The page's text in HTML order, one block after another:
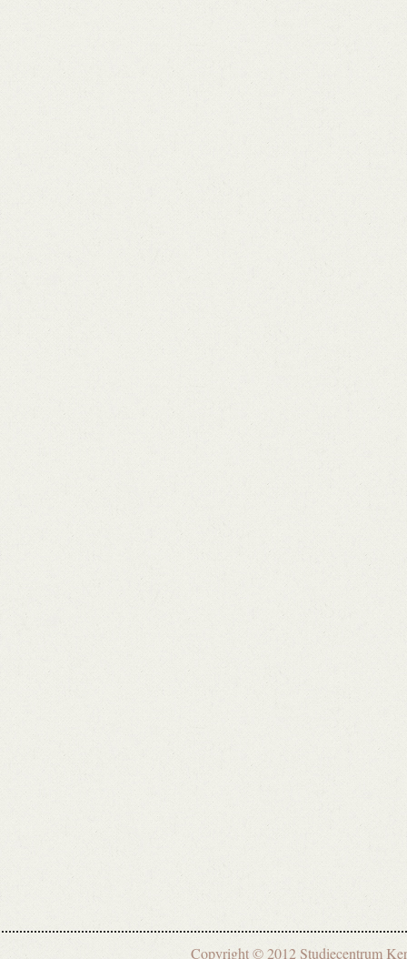
Copyright © 2012 Studiecentrum